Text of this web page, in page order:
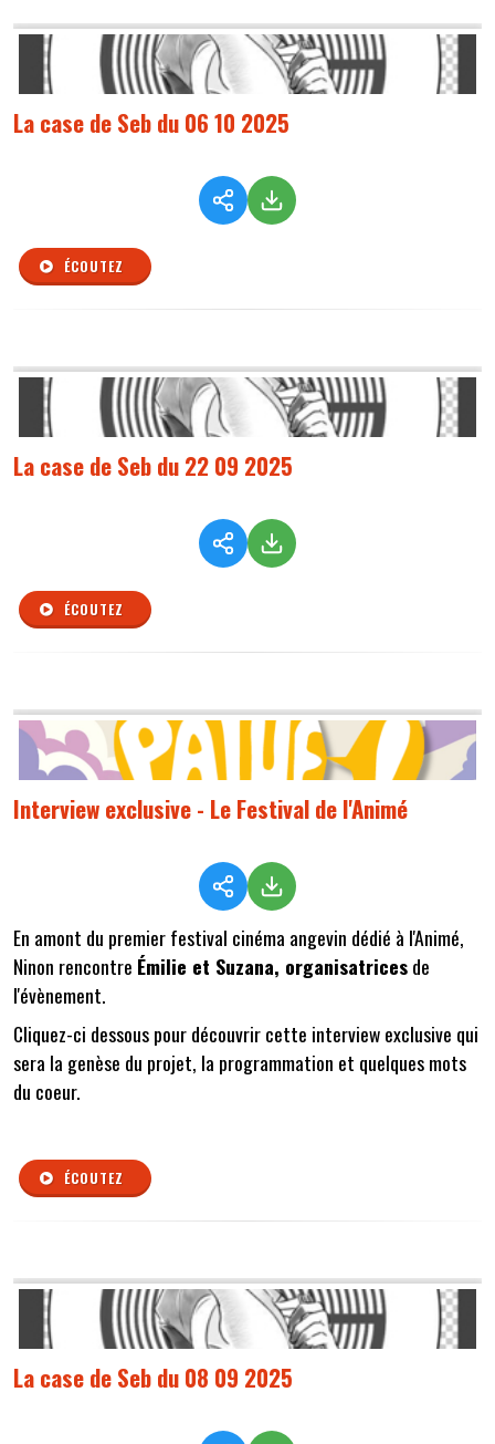
La case de Seb du 06 10 2025
ÉCOUTEZ
La case de Seb du 22 09 2025
ÉCOUTEZ
Interview exclusive - Le Festival de l'Animé
En amont du premier festival cinéma angevin dédié à l'Animé,
Ninon rencontre Émilie et Suzana, organisatricesde
l'évènement.
Cliquez-ci dessous pour découvrir cette interview exclusive qui
sera la genèse du projet, la programmation et quelques mots
du coeur.
ÉCOUTEZ
La case de Seb du 08 09 2025